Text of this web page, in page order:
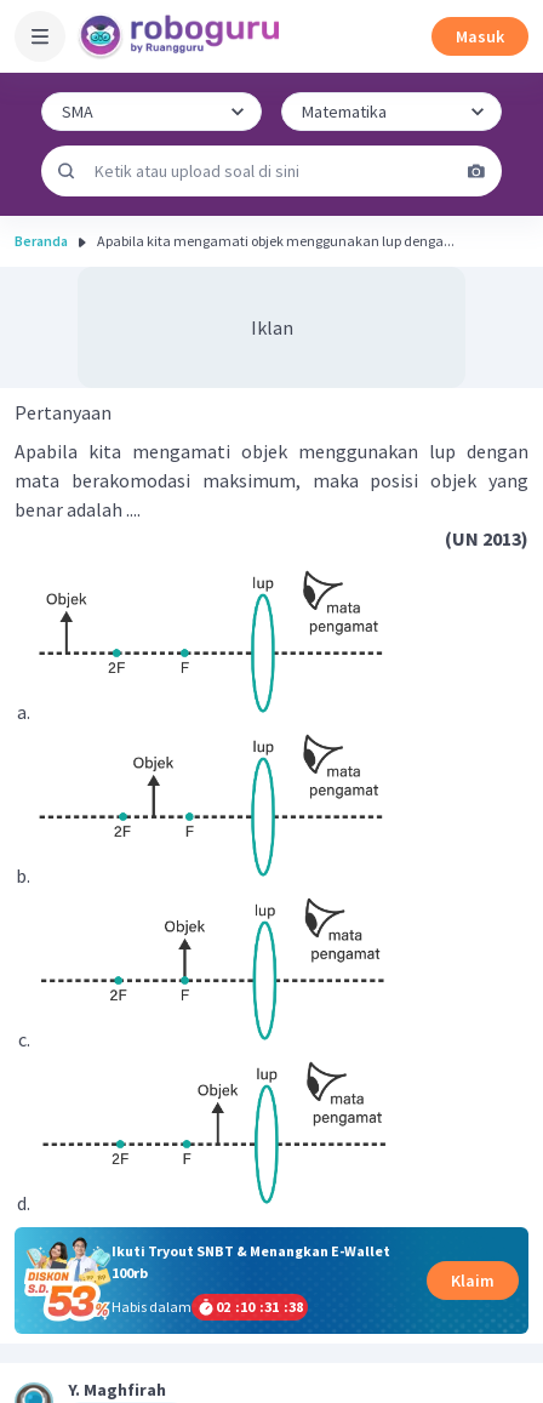
Masuk
Beranda Apabila kita mengamati objek menggunakan lup denga...
Iklan
Pertanyaan
Apabila kita mengamati objek menggunakan lup dengan
mata berakomodasi maksimum, maka posisi objek yang
benar adalah ....
(UN 2013)
Ikuti Tryout SNBT & Menangkan E-Wallet
100rb
Habis dalam
02 :10 :31 :38
Klaim
Y. Maghfirah